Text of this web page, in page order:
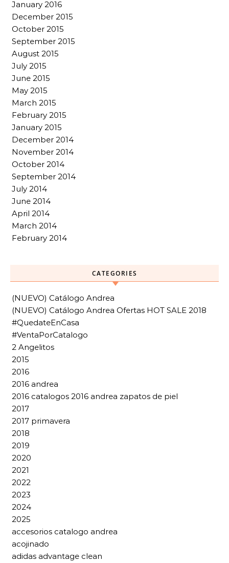
January 2016
December 2015
October 2015
September 2015
August 2015
July 2015
June 2015
May 2015
March 2015
February 2015
January 2015
December 2014
November 2014
October 2014
September 2014
July 2014
June 2014
April 2014
March 2014
February 2014
CATEGORIES
(NUEVO) Catálogo Andrea
(NUEVO) Catálogo Andrea Ofertas HOT SALE 2018
#QuedateEnCasa
#VentaPorCatalogo
2 Angelitos
2015
2016
2016 andrea
2016 catalogos 2016 andrea zapatos de piel
2017
2017 primavera
2018
2019
2020
2021
2022
2023
2024
2025
accesorios catalogo andrea
acojinado
adidas advantage clean